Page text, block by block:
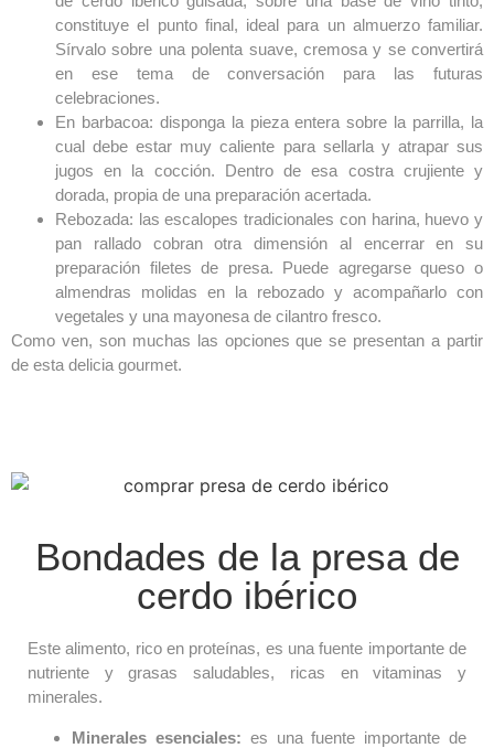
constituye el punto final, ideal para un almuerzo familiar.
Sírvalo sobre una polenta suave, cremosa y se convertirá
en ese tema de conversación para las futuras
celebraciones.
En barbacoa: disponga la pieza entera sobre la parrilla, la
cual debe estar muy caliente para sellarla y atrapar sus
jugos en la cocción. Dentro de esa costra crujiente y
dorada, propia de una preparación acertada.
Rebozada: las escalopes tradicionales con harina, huevo y
pan rallado cobran otra dimensión al encerrar en su
preparación filetes de presa. Puede agregarse queso o
almendras molidas en la rebozado y acompañarlo con
vegetales y una mayonesa de cilantro fresco.
Como ven, son muchas las opciones que se presentan a partir
de esta delicia gourmet.
Bondades de la presa de
cerdo ibérico
Este alimento, rico en proteínas, es una fuente importante de
nutriente y grasas saludables, ricas en vitaminas y
minerales.
Minerales esenciales: es una fuente importante de